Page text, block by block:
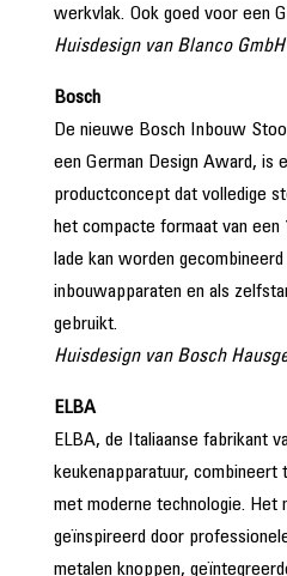
werkvlak. Ook goed voor een
Huisdesign van Blanco
Bosch
De nieuwe Bosch Inbouw
een German Design Award, is
productconcept dat volledige
het compacte formaat van een
lade kan worden
inbouwapparaten en als
gebruikt.
Huisdesign van Bosch
ELBA
ELBA, de Italiaanse fabrikant
keukenapparatuur, combineert
met moderne technologie. Het
geïnspireerd door
metalen knoppen,